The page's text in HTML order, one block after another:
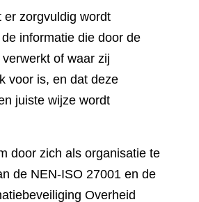
er zorgvuldig wordt
informatie die door de
of waar zij
voor is, en dat deze
juiste wijze wordt
door zich als organisatie te
de NEN-ISO 27001 en de
Overheid